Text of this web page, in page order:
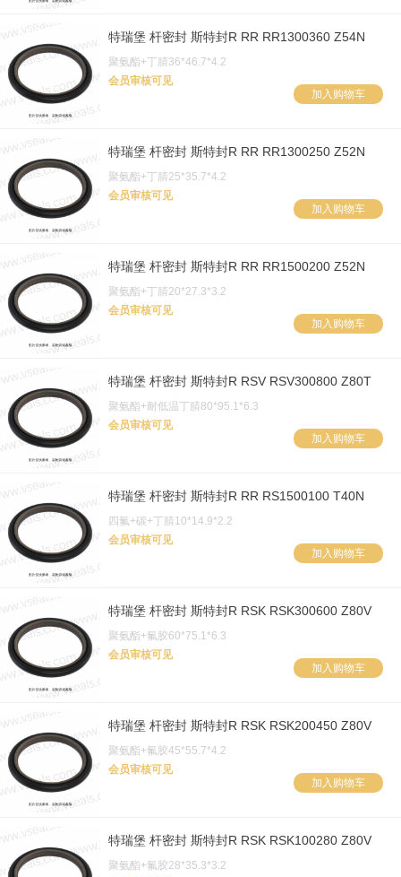
特瑞堡 杆密封 斯特封R RR RR1300360 Z54N
聚氨酯+丁腈36*46.7*4.2
会员审核可见
加入购物车
特瑞堡 杆密封 斯特封R RR RR1300250 Z52N
聚氨酯+丁腈25*35.7*4.2
会员审核可见
加入购物车
特瑞堡 杆密封 斯特封R RR RR1500200 Z52N
聚氨酯+丁腈20*27.3*3.2
会员审核可见
加入购物车
特瑞堡 杆密封 斯特封R RSV RSV300800 Z80T
聚氨酯+耐低温丁腈80*95.1*6.3
会员审核可见
加入购物车
特瑞堡 杆密封 斯特封R RR RS1500100 T40N
四氟+碳+丁腈10*14.9*2.2
会员审核可见
加入购物车
特瑞堡 杆密封 斯特封R RSK RSK300600 Z80V
聚氨酯+氟胶60*75.1*6.3
会员审核可见
加入购物车
特瑞堡 杆密封 斯特封R RSK RSK200450 Z80V
聚氨酯+氟胶45*55.7*4.2
会员审核可见
加入购物车
特瑞堡 杆密封 斯特封R RSK RSK100280 Z80V
聚氨酯+氟胶28*35.3*3.2